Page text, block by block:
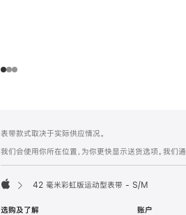
页
注
表带款式取决于实际供应情况。
我们会使用你所在位置，为你更快显示送货选项。我
42 毫米彩虹版运动型表带 - S/M
选购及了解 账户